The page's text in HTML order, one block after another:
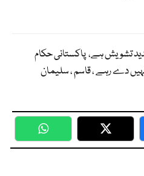
تشویش ہے، پاکستانی حکام
دے رہے ، قاسم ، سلیمان
WhatsApp Twitter